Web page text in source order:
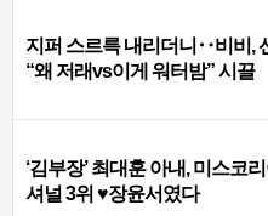
지퍼 스르륵 내리더니‥비비,
“왜 저래vs이게 워터밤” 시끌
‘김부장’ 최대훈 아내, 미스코
셔널 3위 ♥장윤서였다